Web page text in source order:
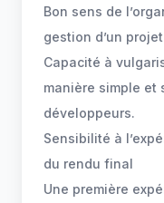
Bon sens de
gestion d’un
Capacité à
manière simple et
développeurs.
Sensibilité à
du rendu final
Une première